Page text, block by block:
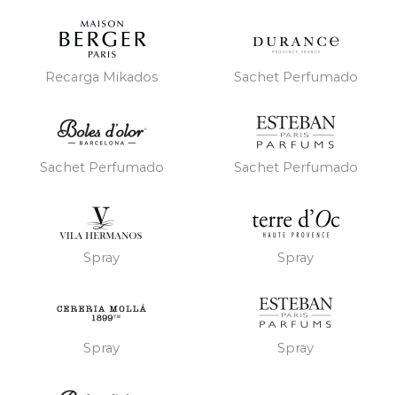
Recarga Mikados Sachet Perfumado
Sachet Perfumado Sachet Perfumado
Spray Spray
Spray Spray